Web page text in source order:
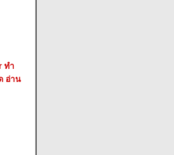
ทำ
อ่าน